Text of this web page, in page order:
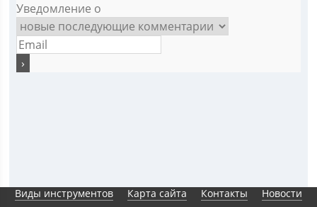
Уведомление о
Виды инструментов Карта сайта Контакты Новости